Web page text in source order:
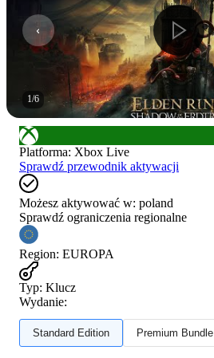
1/6
Platforma: Xbox Live
Sprawdź przewodnik aktywacji
Możesz aktywować w: poland
Sprawdź ograniczenia regionalne
Region: EUROPA
Typ: Klucz
Wydanie:
Standard Edition Premium Bundle